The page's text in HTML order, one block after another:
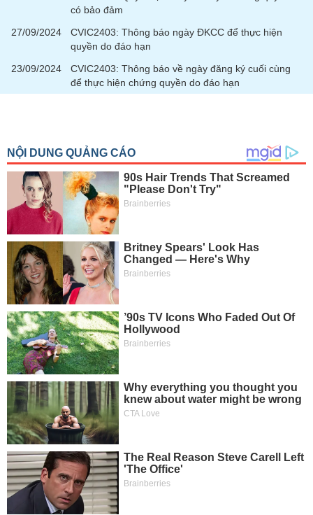
có bảo đảm
27/09/2024
CVIC2403: Thông báo ngày ĐKCC để thực hiện
quyền do đáo hạn
23/09/2024
CVIC2403: Thông báo về ngày đăng ký cuối cùng
để thực hiện chứng quyền do đáo hạn
Công
đầu
Truyền
thông
tài
chính
Dữ
liệu
tài
chính